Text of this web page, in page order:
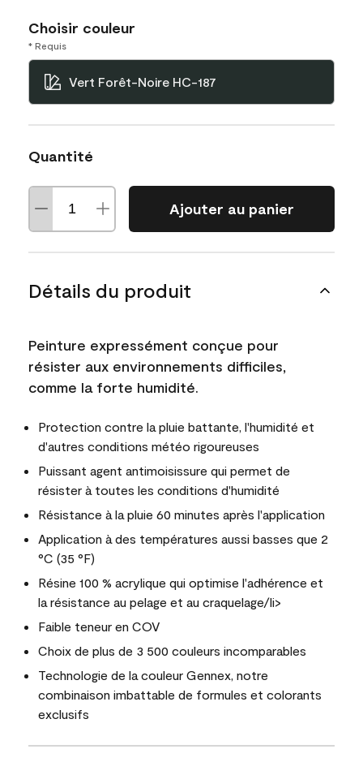
Choisir couleur
* Requis
Vert Forêt-Noire HC-187
Quantité
Ajouter au panier
Détails du produit
Peinture expressément conçue pour
résister aux environnements difficiles,
comme la forte humidité.
Protection contre la pluie battante, l'humidité et
d'autres conditions météo rigoureuses
Puissant agent antimoisissure qui permet de
résister à toutes les conditions d'humidité
Résistance à la pluie 60 minutes après l'application
Application à des températures aussi basses que 2
°C (35 °F)
Résine 100 % acrylique qui optimise l'adhérence et
la résistance au pelage et au craquelage/li>
Faible teneur en COV
Choix de plus de 3 500 couleurs incomparables
Technologie de la couleur Gennex, notre
combinaison imbattable de formules et colorants
exclusifs